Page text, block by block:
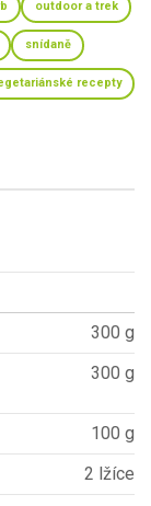
outdoor a trek
snídaně
recepty
300 g
300 g
100 g
2 lžíce